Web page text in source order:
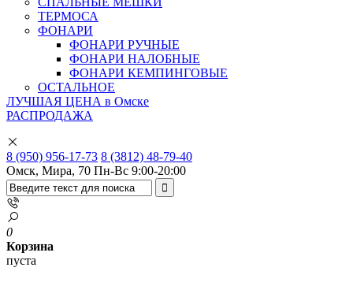
ТЕРМОСА
ФОНАРИ
ФОНАРИ РУЧНЫЕ
ФОНАРИ НАЛОБНЫЕ
ФОНАРИ КЕМПИНГОВЫЕ
ОСТАЛЬНОЕ
ЛУЧШАЯ ЦЕНА в Омске
РАСПРОДАЖА
8 (950) 956-17-73 8 (3812) 48-79-40
Омск, Мира, 70 Пн-Вс 9:00-20:00
0
Корзина
пуста